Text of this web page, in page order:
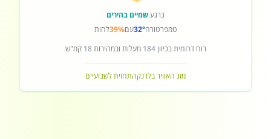
כרגעשמיים בהירים
טמפרטורה32°עם39%לחות
רוחדרומיתבכיוון184 מעלות ובמהירות18 קמ"ש
מזג האוויר בלרנקהתחזית לשבועיים